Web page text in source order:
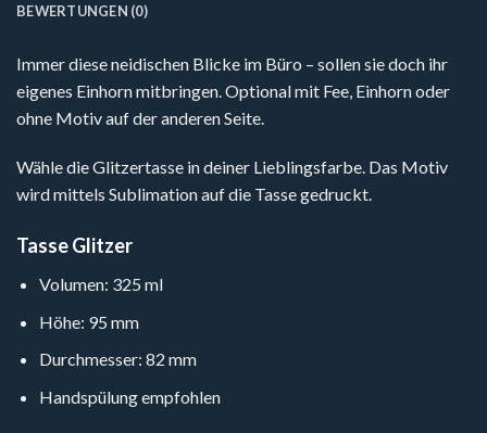
BEWERTUNGEN (0)
Immer diese neidischen Blicke im Büro – sollen sie doch ihr
eigenes Einhorn mitbringen. Optional mit Fee, Einhorn oder
ohne Motiv auf der anderen Seite.
Wähle die Glitzertasse in deiner Lieblingsfarbe. Das Motiv
wird mittels Sublimation auf die Tasse gedruckt.
Tasse Glitzer
Volumen: 325 ml
Höhe: 95 mm
Durchmesser: 82 mm
Handspülung empfohlen